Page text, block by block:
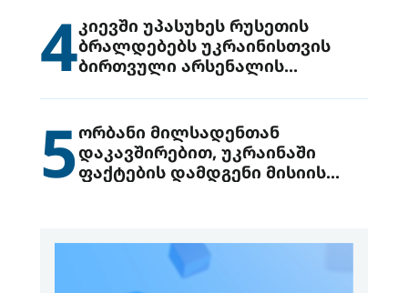
4კიევში უპასუხეს რუსეთის
ბრალდებებს უკრაინისთვის
ბირთვული არსენალის
5ორბანი მილსადენთან
დაკავშირებით, უკრაინაში
ფაქტების დამდგენი მისიის